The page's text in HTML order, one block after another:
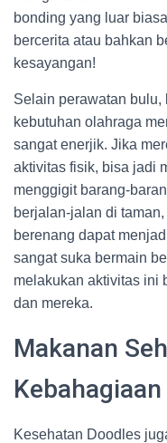
bonding yang luar
bercerita atau bahkan
kesayangan!
Selain perawatan bulu,
kebutuhan olahraga
sangat enerjik. Jika
aktivitas fisik, bisa jadi
menggigit barang-
berjalan-jalan di
berenang dapat
sangat suka bermain
melakukan aktivitas ini
dan mereka.
Makanan
Kesehatan Doodles